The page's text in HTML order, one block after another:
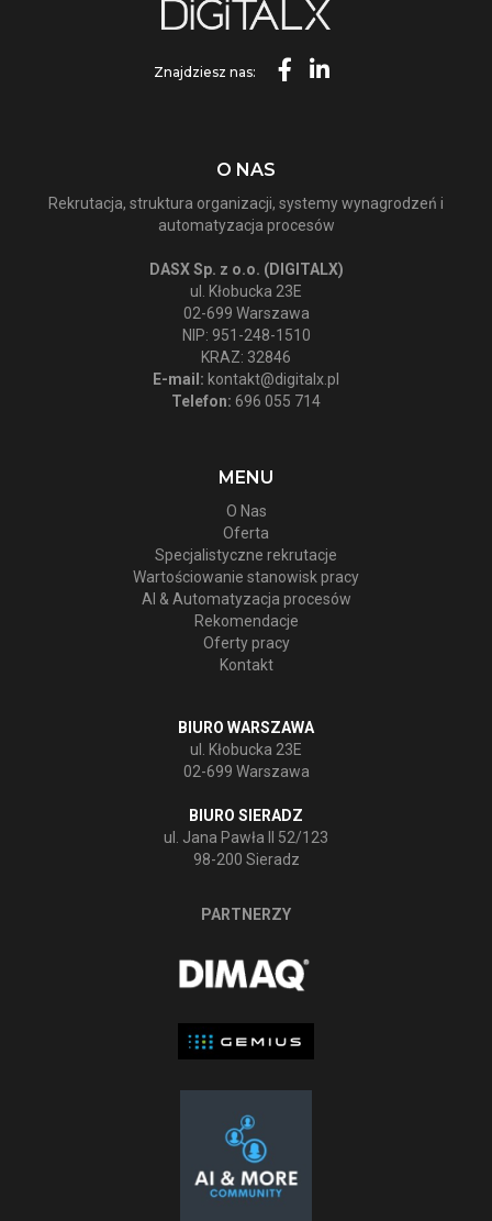
Znajdziesz nas:
O NAS
Rekrutacja, struktura organizacji, systemy wynagrodzeń i
automatyzacja procesów
DASX Sp. z o.o. (DIGITALX)
ul. Kłobucka 23E
02-699 Warszawa
NIP: 951-248-1510
KRAZ: 32846
E-mail: kontakt@digitalx.pl
Telefon: 696 055 714
MENU
O Nas
Oferta
Specjalistyczne rekrutacje
Wartościowanie stanowisk pracy
AI & Automatyzacja procesów
Rekomendacje
Oferty pracy
Kontakt
BIURO WARSZAWA
ul. Kłobucka 23E
02-699 Warszawa
BIURO SIERADZ
ul. Jana Pawła II 52/123
98-200 Sieradz
PARTNERZY